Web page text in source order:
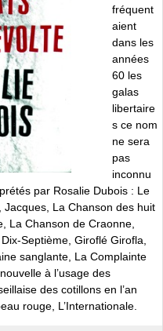
fréquent
aient
dans les
années
60 les
galas
libertaire
s ce nom
ne sera
pas
inconnu
par Rosalie Dubois : Le
Jacques, La Chanson des huit
La Chanson de Craonne,
Septième, Giroflé Girofla,
sanglante, La Complainte
à l’usage des
des cotillons en l’an
rouge, L’Internationale.